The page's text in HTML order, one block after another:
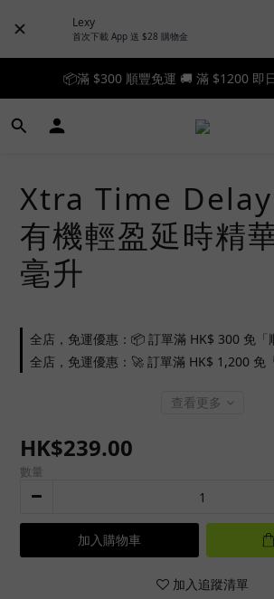
Lexy
首次下載 App 送 $28 購物金
📦滿 $300 順豐免運 🚚 滿 $1200 即
📦滿 $300 順豐免運 🚚 滿 $1200 即
🎉 新人首單享 88 折，快來領券
Xtra Time
有機輕盈延時精
毫升
全店，免運優惠：📦 訂單滿 HK$ 300 免「
全店，免運優惠：🚀 訂單滿 HK$ 1,200 免
查看更多
HK$239.00
數量
加入購物車
加入追蹤清單